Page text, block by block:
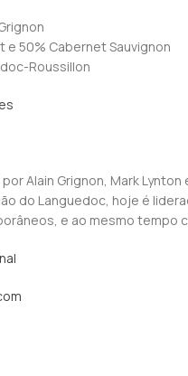
e 50% Cabernet Sauvignon
Roussillon
Alain Grignon, Mark
do Languedoc, hoje é
e ao mesmo tempo